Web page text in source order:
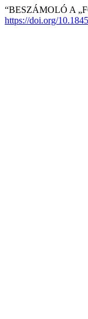
“BESZÁMOLÓ A
https://doi.org/